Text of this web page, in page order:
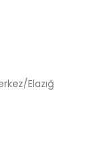
Elazığ